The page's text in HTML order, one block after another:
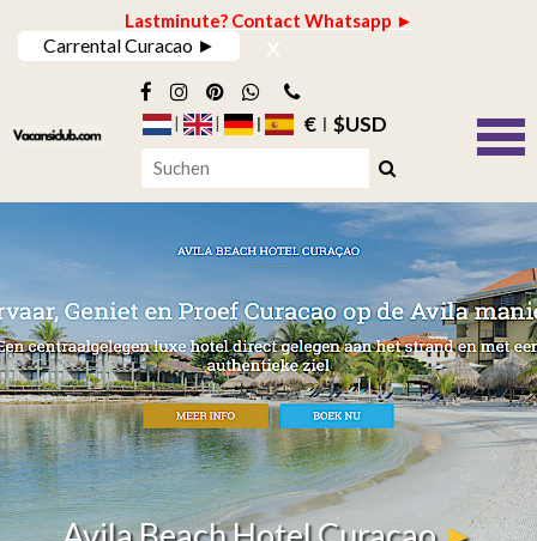
Lastminute? Contact Whatsapp ►
Carrental Curacao ► x
€ $USD